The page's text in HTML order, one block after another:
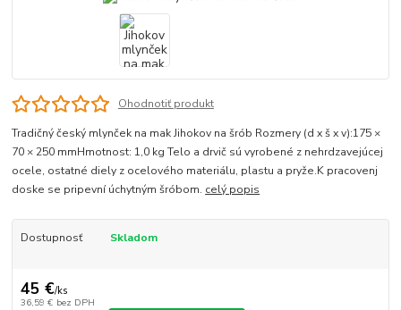
Ohodnotiť produkt
Tradičný český mlynček na mak Jihokov na šrób Rozmery (d x š x v):175 ×
70 × 250 mmHmotnost: 1,0 kg Telo a drvič sú vyrobené z nehrdzavejúcej
ocele, ostatné diely z ocelového materiálu, plastu a pryže.K pracovenj
doske se pripevní úchytným šróbom. celý popis
Dostupnosť Skladom
45 €/ks
36,59 € bez DPH